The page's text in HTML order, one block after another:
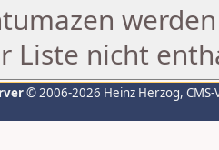
Liste nicht
© 2006-2026 Heinz Herzog,